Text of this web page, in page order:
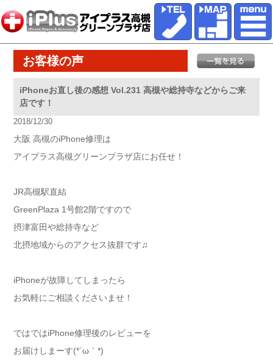
お客様の声
iPhoneお直し後の感想 Vol.231 高槻や総持寺などからご来
店です！
2018/12/30
大阪 高槻のiPhone修理は
アイプラス高槻グリーンプラザ店にお任せ！
JR高槻駅直結
GreenPlaza 1号館2階ですので
摂津富田や総持寺など
北摂地域からのアクセス抜群です♫
iPhoneが故障してしまったら
お気軽にご相談くださいませ！
ではではiPhone修理後のレビューを
お届けしまーす(*´ω｀*)